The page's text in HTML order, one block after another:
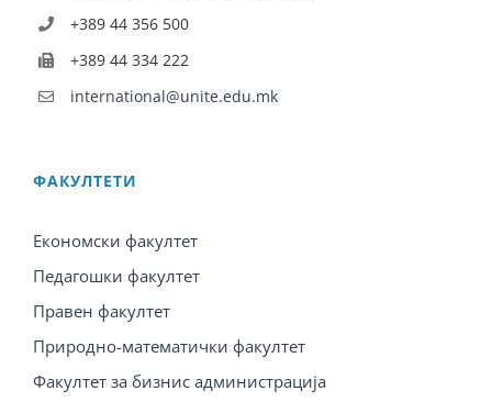
+389 44 356 500
+389 44 334 222
international@unite.edu.mk
ФАКУЛТЕТИ
Економски факултет
Педагошки факултет
Правен факултет
Природно-математички факултет
Факултет за бизнис администрација